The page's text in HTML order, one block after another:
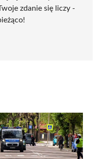
zdanie się liczy -